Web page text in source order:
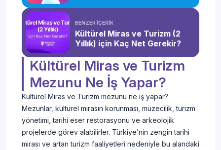
BENZER İÇERİK
Kültürel Miras ve Turizm (2
Yıllık) için Kaç Net Gerekir?
Kültürel Miras ve Turizm
Mezunu Ne İş Yapar?
Kültürel Miras ve Turizm mezunu ne iş yapar?
Mezunlar, kültürel mirasın korunması, müzecilik, turizm
yönetimi, tarihi eser restorasyonu ve arkeolojik
projelerde görev alabilirler. Türkiye’nin zengin tarihi
mirası ve artan turizm faaliyetleri nedeniyle bu alandaki